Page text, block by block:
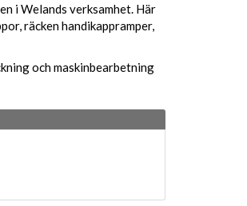
i Welands verksamhet. Här
räcken handikappramper,
och maskinbearbetning